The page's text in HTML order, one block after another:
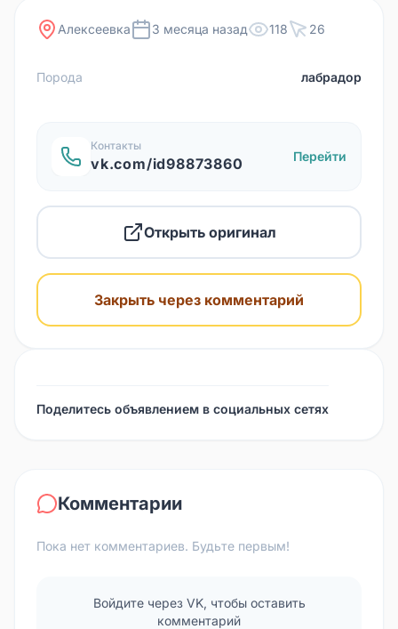
Алексеевка 3 месяца назад 118 26
Порода лабрадор
Контакты
vk.com/id98873860 Перейти
Открыть оригинал
Закрыть через комментарий
Поделитесь объявлением в социальных сетях
Комментарии
Пока нет комментариев. Будьте первым!
Войдите через VK, чтобы оставить
комментарий